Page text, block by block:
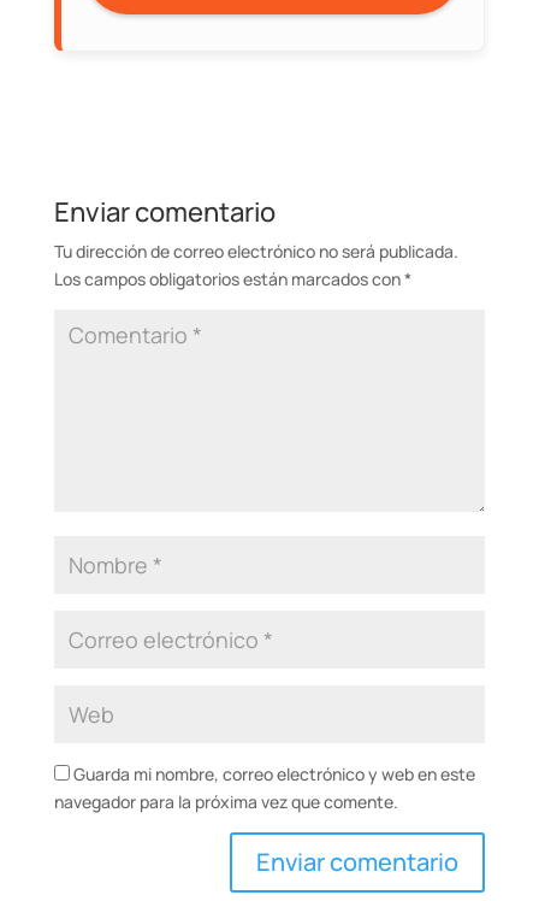
Enviar comentario
Tu dirección de correo electrónico no será publicada.
Los campos obligatorios están marcados con*
Guarda mi nombre, correo electrónico y web en este
navegador para la próxima vez que comente.